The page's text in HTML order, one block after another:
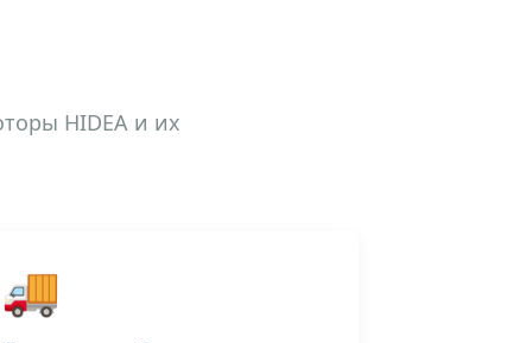
HIDEA и их
🚚